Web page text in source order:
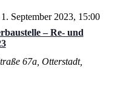
– Re- und
1. September 2023, 15:00
67a, Otterstadt,